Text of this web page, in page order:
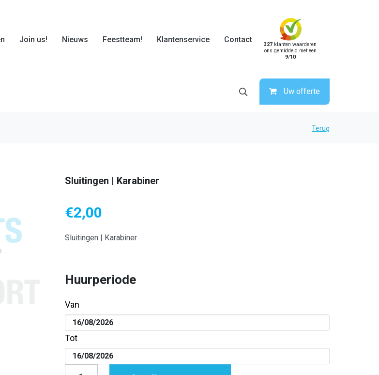
Join us! Nieuws Feestteam! Klantenservice Contact
327 klanten waarderen
ons gemiddeld met een
9/10
Uw offerte
Terug
Sluitingen | Karabiner
€2,00
Sluitingen | Karabiner
Huurperiode
Van
Tot